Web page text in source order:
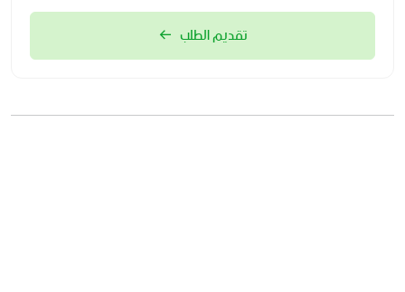
تقديم الطلب